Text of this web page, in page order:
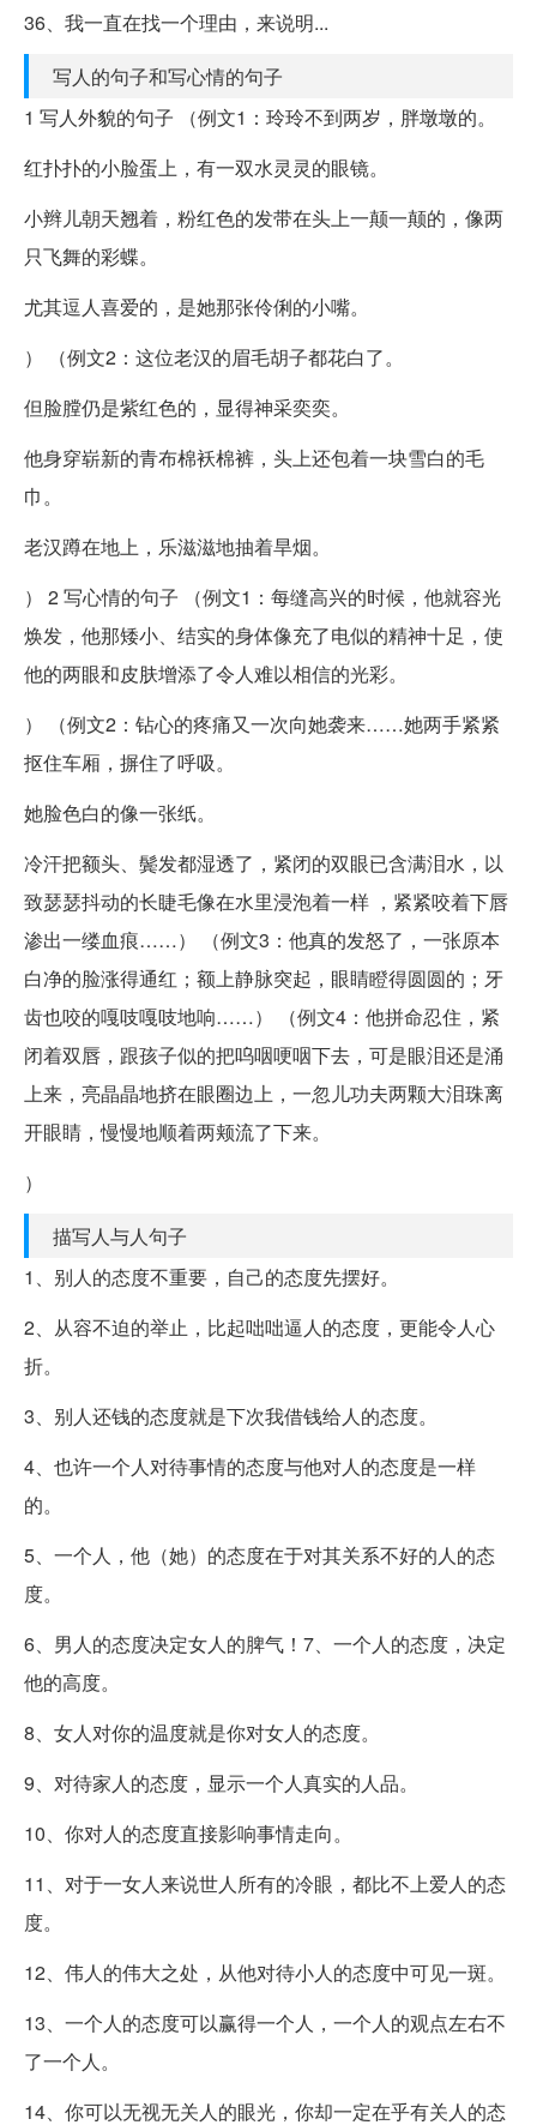
36、我一直在找一个理由，来说明...
写人的句子和写心情的句子
1 写人外貌的句子 （例文1：玲玲不到两岁，胖墩墩的。
红扑扑的小脸蛋上，有一双水灵灵的眼镜。
小辫儿朝天翘着，粉红色的发带在头上一颠一颠的，像两
只飞舞的彩蝶。
尤其逗人喜爱的，是她那张伶俐的小嘴。
） （例文2：这位老汉的眉毛胡子都花白了。
但脸膛仍是紫红色的，显得神采奕奕。
他身穿崭新的青布棉袄棉裤，头上还包着一块雪白的毛
巾。
老汉蹲在地上，乐滋滋地抽着旱烟。
） 2 写心情的句子 （例文1：每缝高兴的时候，他就容光
焕发，他那矮小、结实的身体像充了电似的精神十足，使
他的两眼和皮肤增添了令人难以相信的光彩。
） （例文2：钻心的疼痛又一次向她袭来……她两手紧紧
抠住车厢，摒住了呼吸。
她脸色白的像一张纸。
冷汗把额头、鬓发都湿透了，紧闭的双眼已含满泪水，以
致瑟瑟抖动的长睫毛像在水里浸泡着一样 ，紧紧咬着下唇
渗出一缕血痕……） （例文3：他真的发怒了，一张原本
白净的脸涨得通红；额上静脉突起，眼睛瞪得圆圆的；牙
齿也咬的嘎吱嘎吱地响……） （例文4：他拼命忍住，紧
闭着双唇，跟孩子似的把呜咽哽咽下去，可是眼泪还是涌
上来，亮晶晶地挤在眼圈边上，一忽儿功夫两颗大泪珠离
开眼睛，慢慢地顺着两颊流了下来。
）
描写人与人句子
1、别人的态度不重要，自己的态度先摆好。
2、从容不迫的举止，比起咄咄逼人的态度，更能令人心
折。
3、别人还钱的态度就是下次我借钱给人的态度。
4、也许一个人对待事情的态度与他对人的态度是一样
的。
5、一个人，他（她）的态度在于对其关系不好的人的态
度。
6、男人的态度决定女人的脾气！7、一个人的态度，决定
他的高度。
8、女人对你的温度就是你对女人的态度。
9、对待家人的态度，显示一个人真实的人品。
10、你对人的态度直接影响事情走向。
11、对于一女人来说世人所有的冷眼，都比不上爱人的态
度。
12、伟人的伟大之处，从他对待小人的态度中可见一斑。
13、一个人的态度可以赢得一个人，一个人的观点左右不
了一个人。
14、你可以无视无关人的眼光，你却一定在乎有关人的态